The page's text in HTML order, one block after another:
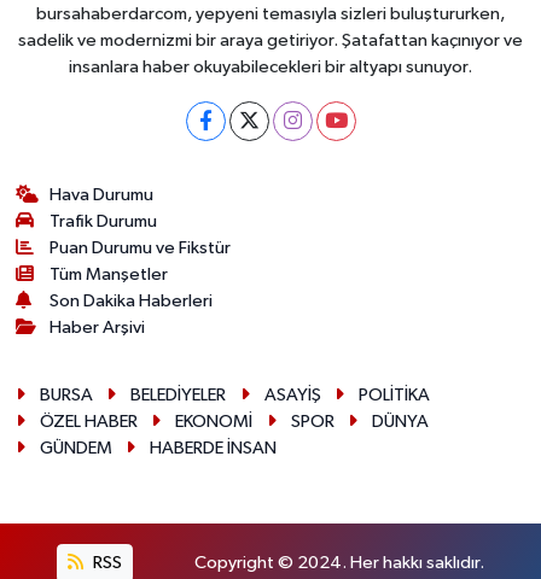
bursahaberdarcom, yepyeni temasıyla sizleri buluştururken,
sadelik ve modernizmi bir araya getiriyor. Şatafattan kaçınıyor ve
insanlara haber okuyabilecekleri bir altyapı sunuyor.
Hava Durumu
Trafik Durumu
Puan Durumu ve Fikstür
Tüm Manşetler
Son Dakika Haberleri
Haber Arşivi
BURSA BELEDİYELER ASAYİŞ
POLİTİKA
ÖZEL HABER
EKONOMİ SPOR
DÜNYA
GÜNDEM
HABERDE İNSAN
RSS Copyright © 2024. Her hakkı saklıdır.